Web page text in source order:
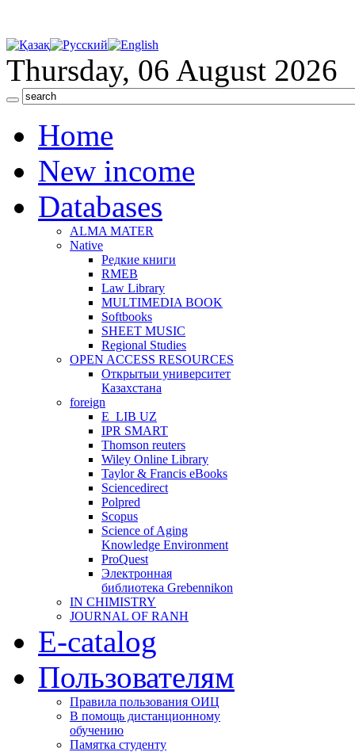
Thursday, 06 August 2026
Home
New income
Databases
ALMA MATER
Native
Редкие книги
RMEB
Law Library
MULTIMEDIA BOOK
Softbooks
SHEET MUSIC
Regional Studies
OPEN ACCESS RESOURCES
Открытыи университет
Казахстана
foreign
E_LIB UZ
IPR SMART
Thomson reuters
Wiley Online Library
Taylor & Francis eBooks
Sciencedirect
Polpred
Scopus
Science of Aging
Knowledge Environment
ProQuest
Электронная
библиотека Grebennikon
IN CHIMISTRY
JOURNAL OF RANH
E-catalog
Пользователям
Правила пользования ОИЦ
В помощь дистанционному
обучению
Памятка студенту